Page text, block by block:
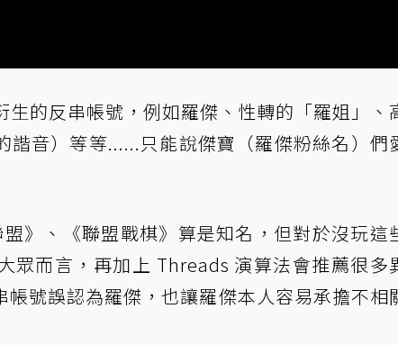
的反串帳號，例如羅傑、性轉的「羅姐」、
音）等等......只能說傑寶（羅傑粉絲名）們
》、《聯盟戰棋》算是知名，但對於沒玩這
眾而言，再加上 Threads 演算法會推薦很多
號誤認為羅傑，也讓羅傑本人容易承擔不相